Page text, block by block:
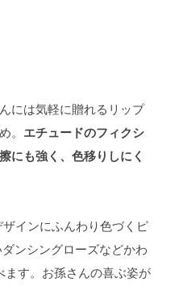
には気軽に贈れるリップ
。 エチュードのフィクシ
にも強く、色移りしにく
インにふんわり色づくピ
ンシングローズなどかわ
ます。お孫さんの喜ぶ姿が